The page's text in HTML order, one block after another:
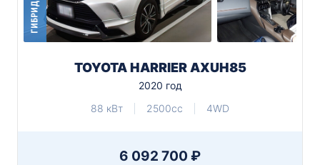
ГИБРИД
TOYOTA HARRIER AXUH85
2020 год
88 кВт
2500cc 4WD
6 092 700 ₽